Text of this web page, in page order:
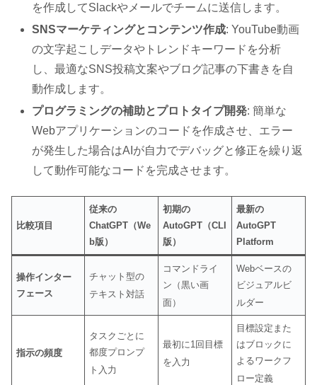
を作成してSlackやメールでチームに送信します。
SNSマーケティングとコンテンツ作成: YouTube動画
の文字起こしデータやトレンドキーワードを分析
し、最適なSNS投稿文案やブログ記事の下書きを自
動作成します。
プログラミングの補助とプロトタイプ開発: 簡単な
Webアプリケーションのコードを作成させ、エラー
が発生した場合はAIが自力でデバッグと修正を繰り返
して動作可能なコードを完成させます。
比較項目
従来の
ChatGPT（We
b版）
初期の
AutoGPT（CLI
版）
最新の
AutoGPT
Platform
操作インター
フェース
チャット型の
テキスト対話
コマンドライ
ン（黒い画
面）
Webベースの
ビジュアルビ
ルダー
指示の頻度
タスクごとに
都度プロンプ
ト入力
最初に1回目標
を入力
目標設定また
はブロックに
よるワークフ
ロー定義